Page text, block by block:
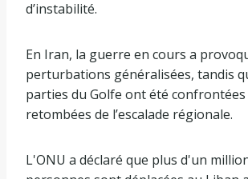
d’instabilité.
En Iran, la guerre en cours a
perturbations généralisées, tandis
parties du Golfe ont été confrontées
retombées de l’escalade régionale.
L'ONU a déclaré que plus d'un